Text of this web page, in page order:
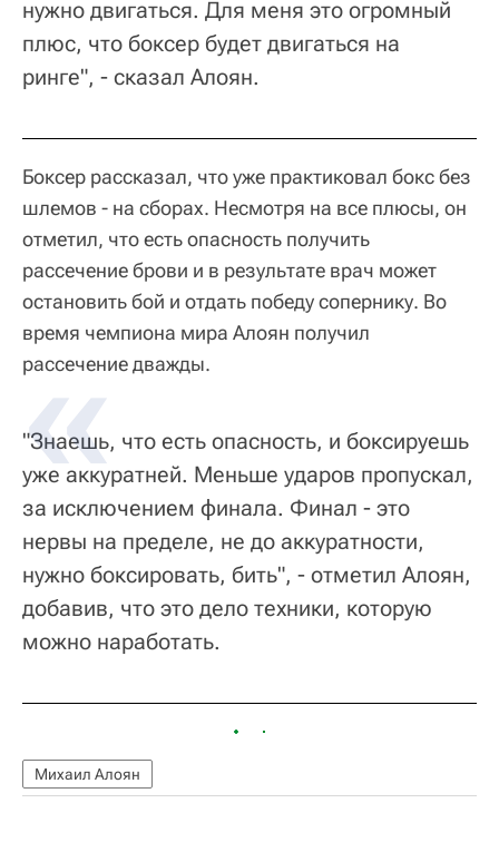
нужно двигаться. Для меня это огромный
плюс, что боксер будет двигаться на
ринге", - сказал Алоян.
Боксер рассказал, что уже практиковал бокс без
шлемов - на сборах. Несмотря на все плюсы, он
отметил, что есть опасность получить
рассечение брови и в результате врач может
остановить бой и отдать победу сопернику. Во
время чемпиона мира Алоян получил
рассечение дважды.
"Знаешь, что есть опасность, и боксируешь
уже аккуратней. Меньше ударов пропускал,
за исключением финала. Финал - это
нервы на пределе, не до аккуратности,
нужно боксировать, бить", - отметил Алоян,
добавив, что это дело техники, которую
можно наработать.
Михаил Алоян